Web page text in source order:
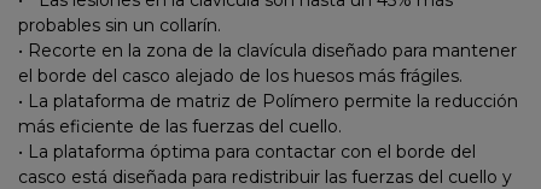
probables sin un collarín.
• Recorte en la zona de la clavícula diseñado para mantener
el borde del casco alejado de los huesos más frágiles.
• La plataforma de matriz de Polímero permite la reducción
más eficiente de las fuerzas del cuello.
• La plataforma óptima para contactar con el borde del
casco está diseñada para redistribuir las fuerzas del cuello y